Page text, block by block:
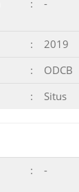
: -
:
2019
:
ODCB
: Situs
: -